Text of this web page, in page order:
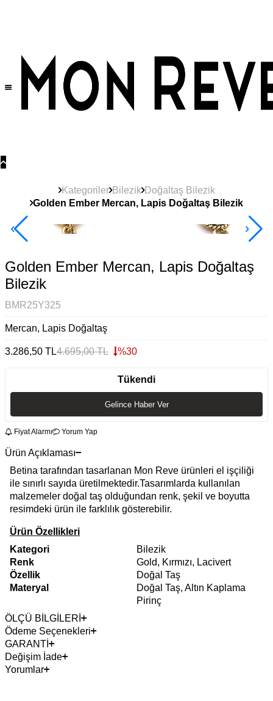
Kategoriler Bilezik Doğaltaş Bilezik
Golden Ember Mercan, Lapis Doğaltaş Bilezik
2+ Ürüne +%10
Golden Ember Mercan, Lapis Doğaltaş
Bilezik
BMR25Y325
Mercan, Lapis Doğaltaş
3.286,50 TL4.695,00TL %30
Tükendi
Gelince Haber Ver
Fiyat Alarmı Yorum Yap
Ürün Açıklaması
Betina tarafından tasarlanan Mon Reve ürünleri el işçiliği
ile sınırlı sayıda üretilmektedir.Tasarımlarda kullanılan
malzemeler doğal taş olduğundan renk, şekil ve boyutta
resimdeki ürün ile farklılık gösterebilir.
Ürün Özellikleri
Kategori
Bilezik
Renk
Gold, Kırmızı, Lacivert
Özellik
Doğal Taş
Materyal
Doğal Taş, Altın Kaplama
Pirinç
ÖLÇÜ BİLGİLERİ
Ödeme Seçenekleri
GARANTİ
Değişim İade
Yorumlar